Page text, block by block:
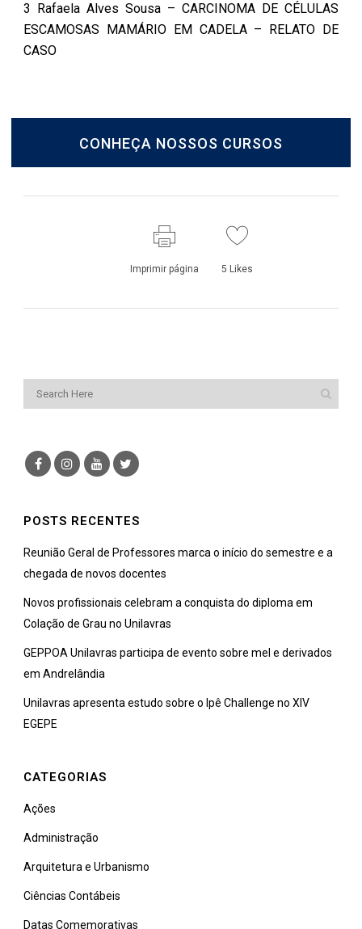
3 Rafaela Alves Sousa – CARCINOMA DE CÉLULAS
ESCAMOSAS MAMÁRIO EM CADELA – RELATO DE
CASO
CONHEÇA NOSSOS CURSOS
Imprimir página 5 Likes
POSTS RECENTES
Reunião Geral de Professores marca o início do semestre e a
chegada de novos docentes
Novos profissionais celebram a conquista do diploma em
Colação de Grau no Unilavras
GEPPOA Unilavras participa de evento sobre mel e derivados
em Andrelândia
Unilavras apresenta estudo sobre o Ipê Challenge no XIV
EGEPE
CATEGORIAS
Ações
Administração
Arquitetura e Urbanismo
Ciências Contábeis
Datas Comemorativas